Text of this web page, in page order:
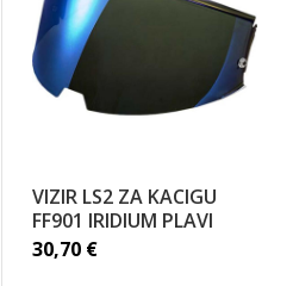
VIZIR LS2 ZA KACIGU
FF901 IRIDIUM PLAVI
30,70 €